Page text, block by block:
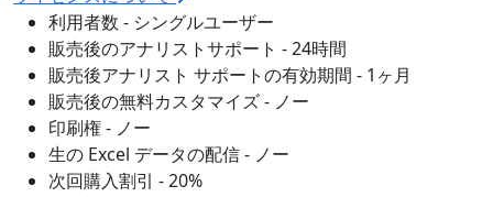
利用者数 - シングルユーザー
販売後のアナリストサポート - 24時間
販売後アナリスト サポートの有効期間 - 1ヶ月
販売後の無料カスタマイズ - ノー
印刷権 - ノー
生の Excel データの配信 - ノー
次回購入割引 - 20%